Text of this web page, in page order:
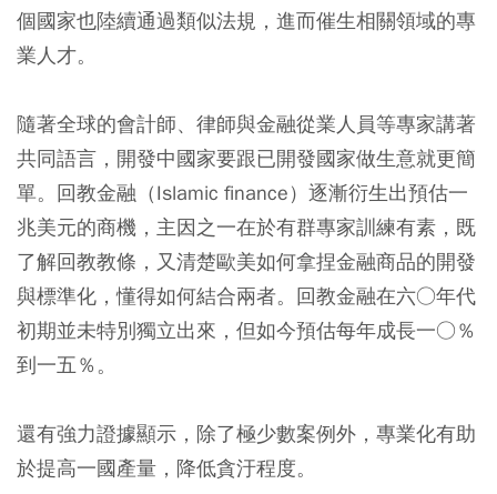
個國家也陸續通過類似法規，進而催生相關領域的專
業人才。
隨著全球的會計師、律師與金融從業人員等專家講著
共同語言，開發中國家要跟已開發國家做生意就更簡
單。回教金融（Islamic finance）逐漸衍生出預估一
兆美元的商機，主因之一在於有群專家訓練有素，既
了解回教教條，又清楚歐美如何拿捏金融商品的開發
與標準化，懂得如何結合兩者。回教金融在六○年代
初期並未特別獨立出來，但如今預估每年成長一○％
到一五％。
還有強力證據顯示，除了極少數案例外，專業化有助
於提高一國產量，降低貪汙程度。